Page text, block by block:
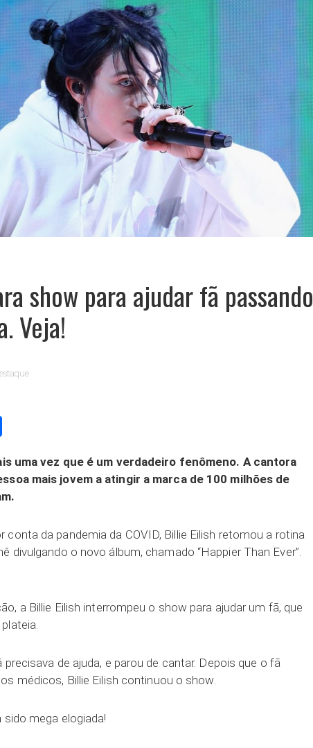
show para ajudar fã passando
Veja!
uma vez que é um verdadeiro fenômeno. A cantora
mais jovem a atingir a marca de 100 milhões de
conta da pandemia da COVID, Billie Eilish retomou a rotina
divulgando o novo álbum, chamado “Happier Than Ever”.
a Billie Eilish interrompeu o show para ajudar um fã, que
de ajuda, e parou de cantar. Depois que o fã
médicos, Billie Eilish continuou o show.
mega elogiada!